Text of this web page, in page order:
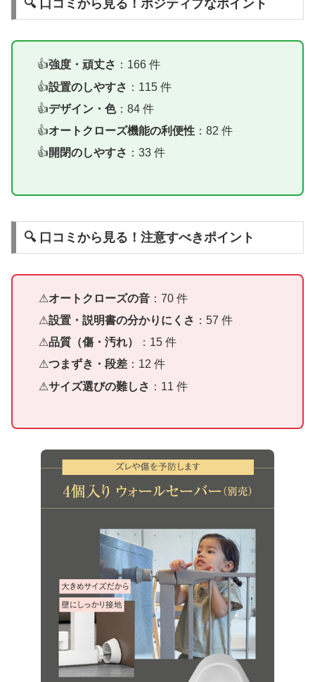
🔍 口コミから見る！ポジティブなポイント
強度・頑丈さ ：166 件
設置のしやすさ ：115 件
デザイン・色：84 件
オートクローズ機能の利便性 ：82 件
開閉のしやすさ ：33 件
🔍 口コミから見る！注意すべきポイント
オートクローズの音 ：70 件
設置・説明書の分かりにくさ ：57 件
品質（傷・汚れ）
：15 件
つまずき・段差 ：12 件
サイズ選びの難しさ ：11 件